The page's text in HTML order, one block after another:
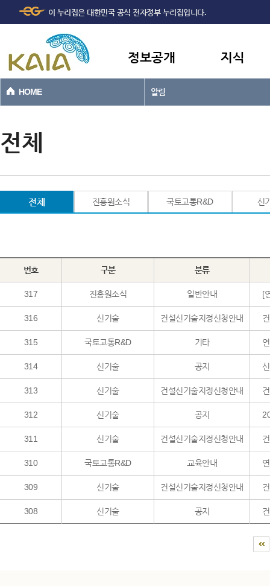
본문바로가기
이 누리집은 대한민국 공식 전자정부 누리집입니다.
정보공개 지식
HOME 알림
전체
전체 진흥원소식 국토교통R&D 신
번호 구분 분류
317 진흥원소식 일반안내 [
316 신기술 건설신기술지정신청안내
315 국토교통R&D 기타
314 신기술 공지
313 신기술 건설신기술지정신청안내
312 신기술 공지
311 신기술 건설신기술지정신청안내
310 국토교통R&D 교육안내
309 신기술 건설신기술지정신청안내
308 신기술 공지